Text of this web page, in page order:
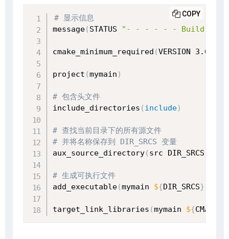
# 显示信息
message( STATUS "- - - - - - Build in
cmake_minimum_required (VERSION 3.6
project (mymain )
# 包含头文件
include_directories ( include)
# 查找当前目录下的所有源文件
# 并将名称保存到 DIR_SRCS 变量
aux_source_directory( src DIR_SRCS
# 生成可执行文件
add_executable(mymain ${DIR_SRCS}
target_link_libraries (mymain ${
COPY